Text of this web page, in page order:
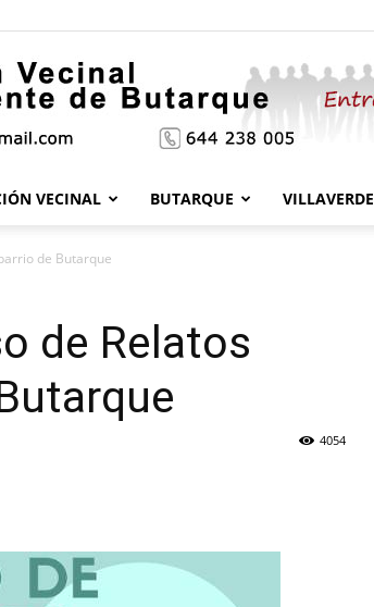
Vecinal
VECINAL BUTARQUE VILLAVERDE
de Butarque
de Relatos
4054